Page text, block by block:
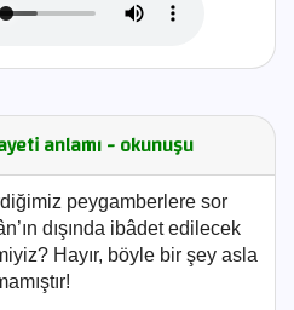
anlamı - okunuşu
peygamberlere sor
dışında ibâdet edilecek
Hayır, böyle bir şey asla